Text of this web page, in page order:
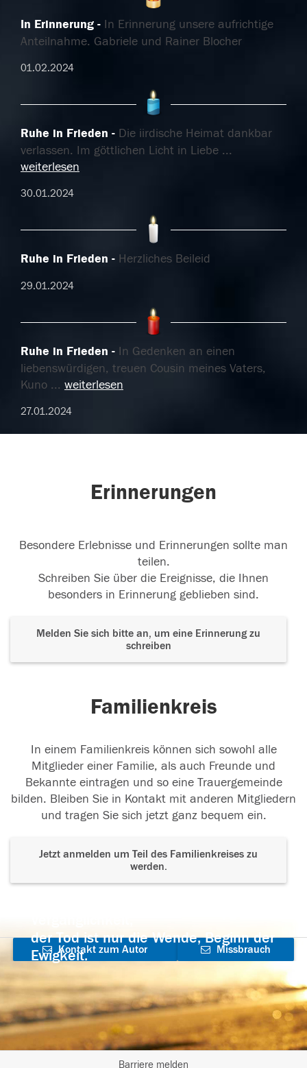
In Erinnerung
In Erinnerung unsere aufrichtige
Anteilnahme. Gabriele und Rainer Blocher
01.02.2024
Ruhe in Frieden
Die iirdische Heimat dankbar
verlassen. Im göttlichen Licht in Liebe ...
weiterlesen
30.01.2024
Ruhe in Frieden Herzliches Beileid
29.01.2024
Ruhe in Frieden
In Gedenken an einen
liebenswürdigen, treuen Cousin meines Vaters,
Kuno ... weiterlesen
27.01.2024
Erinnerungen
Besondere Erlebnisse und Erinnerungen sollte man
teilen.
Schreiben Sie über die Ereignisse, die Ihnen
besonders in Erinnerung geblieben sind.
Melden Sie sich bitte an, um eine Erinnerung zu
schreiben
Familienkreis
In einem Familienkreis können sich sowohl alle
Mitglieder einer Familie, als auch Freunde und
Bekannte eintragen und so eine Trauergemeinde
bilden. Bleiben Sie in Kontakt mit anderen Mitgliedern
und tragen Sie sich jetzt ganz bequem ein.
Jetzt anmelden um Teil des Familienkreises zu
werden.
der Tod ist nur die Wende, Beginn der
Ewigkeit.
Kontakt zum Autor
aufnehmen
Missbrauch
Barriere melden